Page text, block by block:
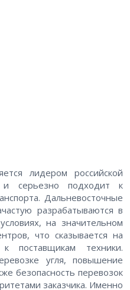
лидером российской
и серьезно подходит к
Дальневосточные
разрабатываются в
на значительном
что сказывается на
поставщикам техники.
угля, повышение
безопасность перевозок
заказчика. Именно